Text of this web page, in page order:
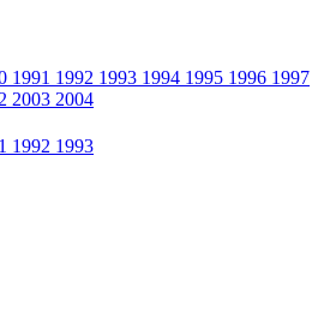
1991 1992 1993 1994 1995 1996 1997
2003 2004
1992 1993